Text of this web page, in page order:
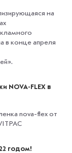
на
в конце апреля
NOVA-FLEX в
nova-flex от
годом!